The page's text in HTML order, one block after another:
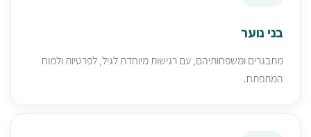
בני נוער
מתבגרים ומשפחותיהם, עם רגישות מיוחדת לגיל, לפרטיות ולמוח
המתפתח.